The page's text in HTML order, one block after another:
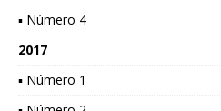
▪ Número 4
2017
▪ Número 1